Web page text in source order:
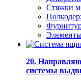
Стяжки
20.
системы